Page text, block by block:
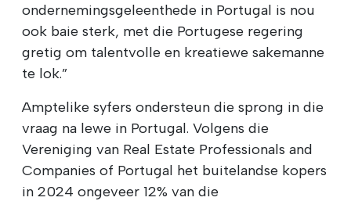
ondernemingsgeleenthede in Portugal is nou
ook baie sterk, met die Portugese regering
gretig om talentvolle en kreatiewe sakemanne
te lok.”
Amptelike syfers ondersteun die sprong in die
vraag na lewe in Portugal. Volgens die
Vereniging van Real Estate Professionals and
Companies of Portugal het buitelandse kopers
in 2024 ongeveer 12% van die